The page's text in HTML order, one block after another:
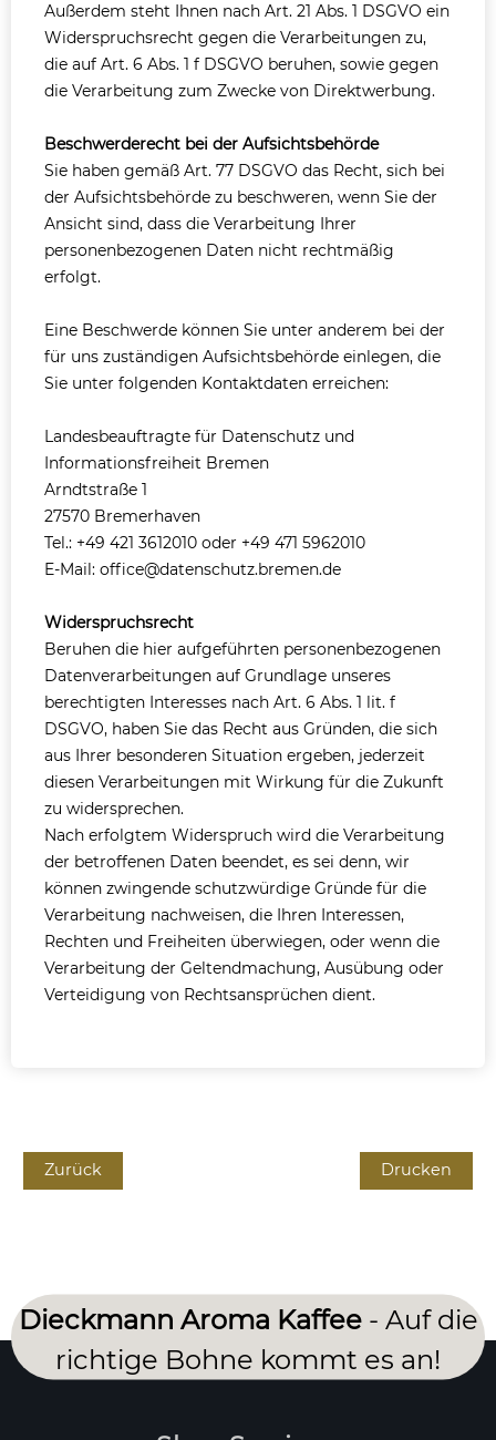
Außerdem steht Ihnen nach Art. 21 Abs. 1 DSGVO ein
Widerspruchsrecht gegen die Verarbeitungen zu,
die auf Art. 6 Abs. 1 f DSGVO beruhen, sowie gegen
die Verarbeitung zum Zwecke von Direktwerbung.
Beschwerderecht bei der Aufsichtsbehörde
Sie haben gemäß Art. 77 DSGVO das Recht, sich bei
der Aufsichtsbehörde zu beschweren, wenn Sie der
Ansicht sind, dass die Verarbeitung Ihrer
personenbezogenen Daten nicht rechtmäßig
erfolgt.
Eine Beschwerde können Sie unter anderem bei der
für uns zuständigen Aufsichtsbehörde einlegen, die
Sie unter folgenden Kontaktdaten erreichen:
Landesbeauftragte für Datenschutz und
Informationsfreiheit Bremen
Arndtstraße 1
27570 Bremerhaven
Tel.: +49 421 3612010 oder +49 471 5962010
E-Mail: office@datenschutz.bremen.de
Widerspruchsrecht
Beruhen die hier aufgeführten personenbezogenen
Datenverarbeitungen auf Grundlage unseres
berechtigten Interesses nach Art. 6 Abs. 1 lit. f
DSGVO, haben Sie das Recht aus Gründen, die sich
aus Ihrer besonderen Situation ergeben, jederzeit
diesen Verarbeitungen mit Wirkung für die Zukunft
zu widersprechen.
Nach erfolgtem Widerspruch wird die Verarbeitung
der betroffenen Daten beendet, es sei denn, wir
können zwingende schutzwürdige Gründe für die
Verarbeitung nachweisen, die Ihren Interessen,
Rechten und Freiheiten überwiegen, oder wenn die
Verarbeitung der Geltendmachung, Ausübung oder
Verteidigung von Rechtsansprüchen dient.
Zurück Drucken
Dieckmann Aroma Kaffee- Auf die
richtige Bohne kommt es an!